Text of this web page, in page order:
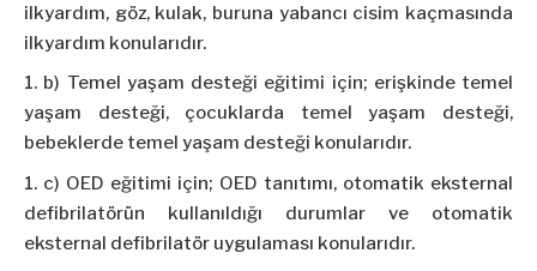
ilkyardım, göz, kulak, buruna yabancı cisim kaçmasında
ilkyardım konularıdır.
b) Temel yaşam desteği eğitimi için; erişkinde temel
yaşam desteği, çocuklarda temel yaşam desteği,
bebeklerde temel yaşam desteği konularıdır.
c) OED eğitimi için; OED tanıtımı, otomatik eksternal
defibrilatörün kullanıldığı durumlar ve otomatik
eksternal defibrilatör uygulaması konularıdır.